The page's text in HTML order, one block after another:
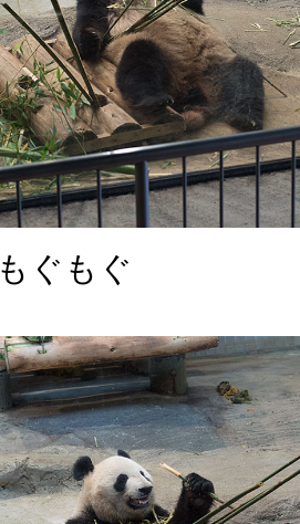
もぐもぐ